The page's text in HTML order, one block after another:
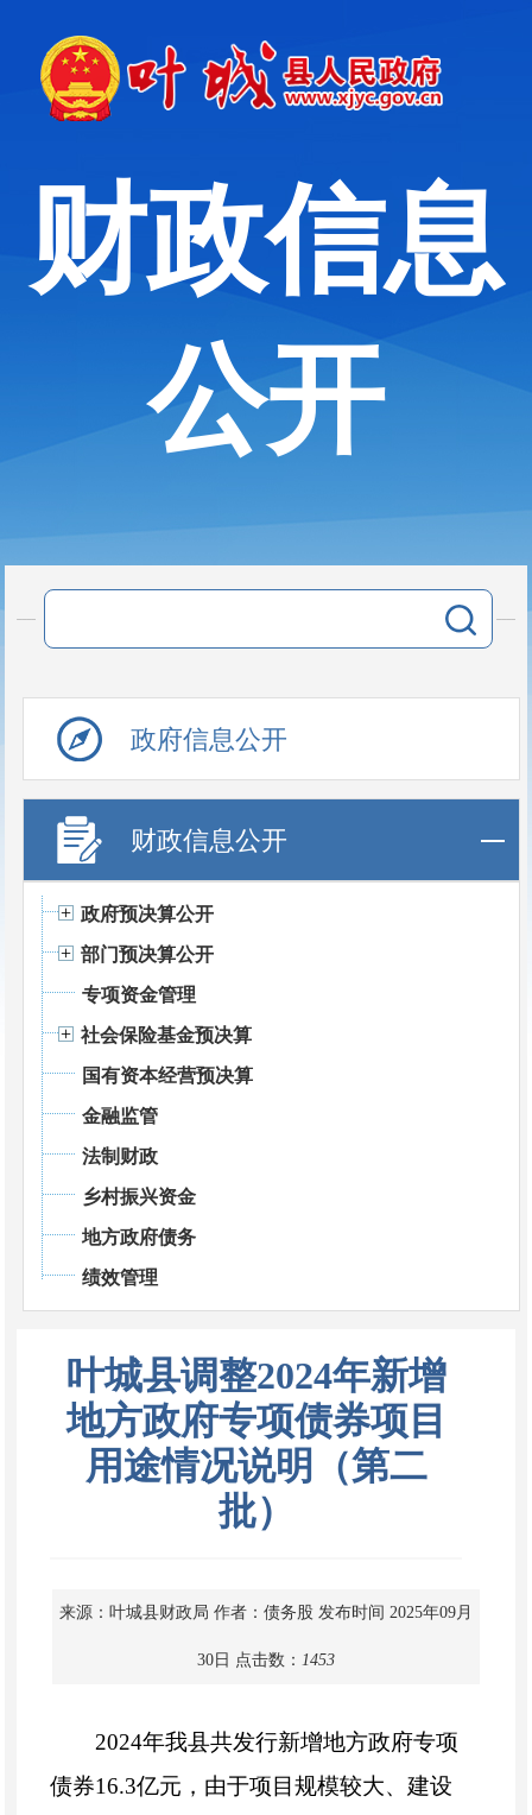
财政信息
公开
政府信息公开
财政信息公开
政府预决算公开
部门预决算公开
专项资金管理
社会保险基金预决算
国有资本经营预决算
金融监管
法制财政
乡村振兴资金
地方政府债务
绩效管理
叶城县调整2024年新增
地方政府专项债券项目
用途情况说明（第二
批）
来源：叶城县财政局 作者：债务股 发布时间 2025年09月
30日 点击数： 1453
2024年我县共发行新增地方政府专项
债券16.3亿元，由于项目规模较大、建设